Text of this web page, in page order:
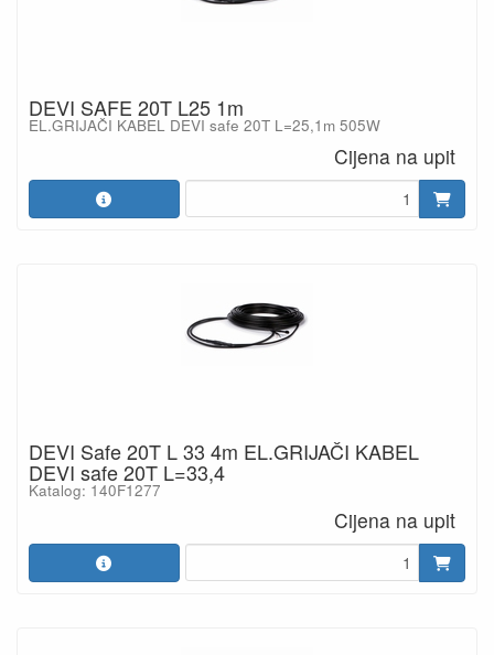
DEVI SAFE 20T L25 1m
EL.GRIJAČI KABEL DEVI safe 20T L=25,1m 505W
Cijena na upit
DEVI Safe 20T L 33 4m EL.GRIJAČI KABEL
DEVI safe 20T L=33,4
Katalog: 140F1277
Cijena na upit